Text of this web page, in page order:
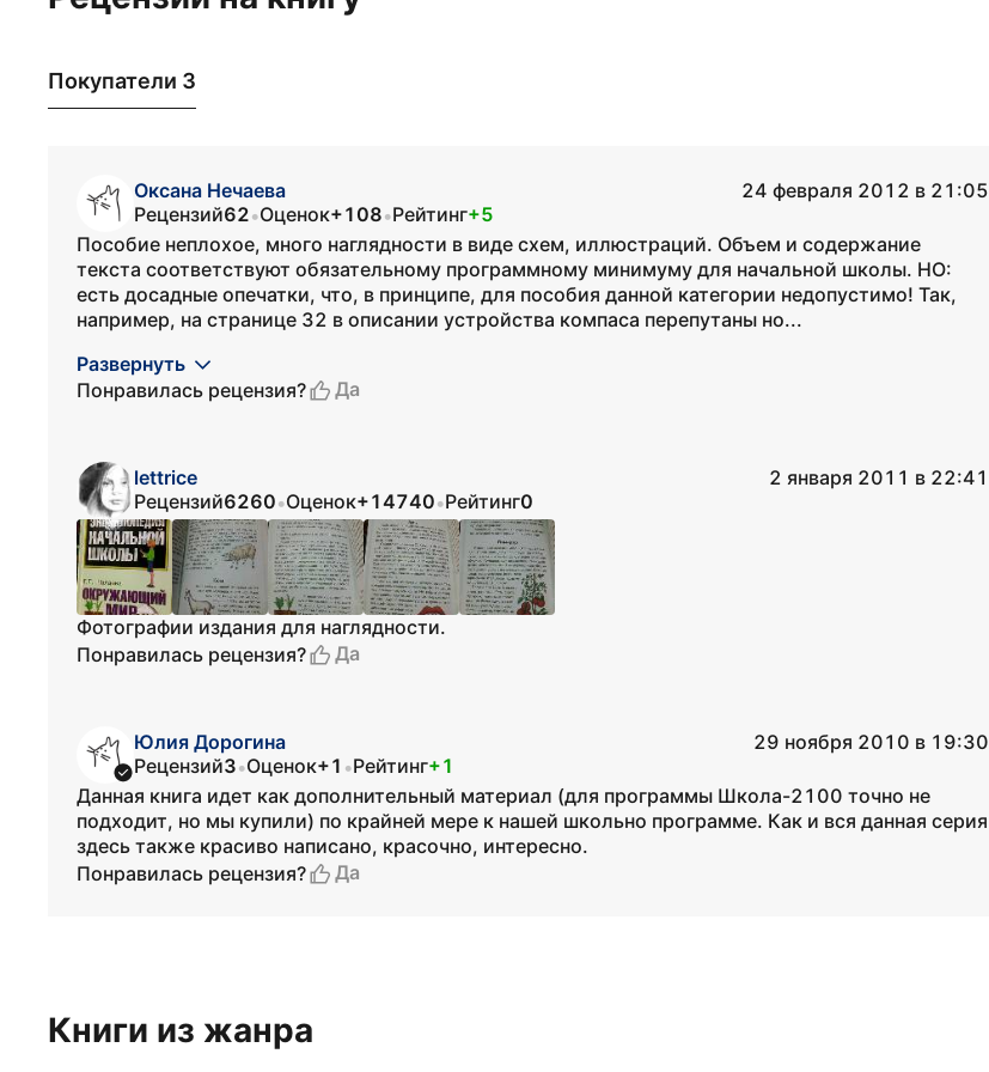
Покупатели 3
Оксана Нечаева
24 февраля 2012 в 21:05
Рецензий62•Оценок+108•Рейтинг+5
Пособие неплохое, много наглядности в виде схем, иллюстраций. Объем и содержание
текста соответствуют обязательному программному минимуму для начальной школы. НО:
есть досадные опечатки, что, в принципе, для пособия данной категории недопустимо! Так,
например, на странице 32 в описании устройства компаса перепутаны но...
Развернуть
Понравилась рецензия?
Да
lettrice
2 января 2011 в 22:41
Рецензий6260•Оценок+14740•Рейтинг0
Фотографии издания для наглядности.
Понравилась рецензия?
Да
Юлия Дорогина
29 ноября 2010 в 19:30
Рецензий3•Оценок+1 •Рейтинг+1
Данная книга идет как дополнительный материал (для программы Школа-2100 точно не
подходит, но мы купили) по крайней мере к нашей школьно программе. Как и вся данная серия
здесь также красиво написано, красочно, интересно.
Понравилась рецензия?
Да
Книги из жанра